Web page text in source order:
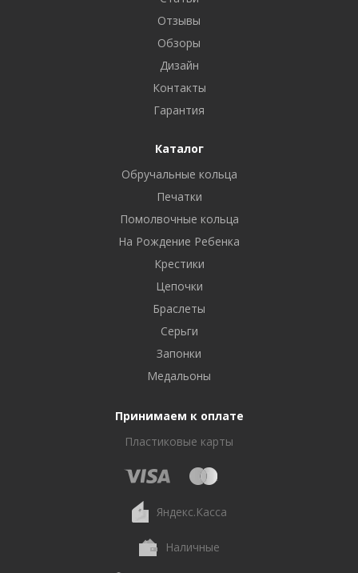
Отзывы
Обзоры
Дизайн
Контакты
Гарантия
Каталог
Обручальные кольца
Печатки
Помолвочные кольца
На Рождение Ребенка
Крестики
Цепочки
Браслеты
Серьги
Запонки
Медальоны
Принимаем к оплате
Пластиковые карты
Яндекс.Касса
Наличные